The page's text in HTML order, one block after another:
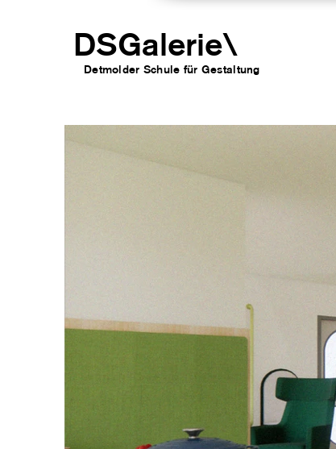
Detmolder Schule für Gestaltung
\
DSGalerie